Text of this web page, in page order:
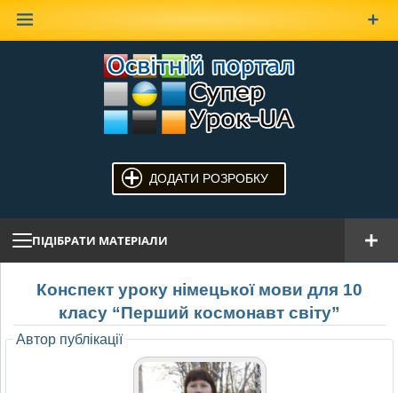
ДОДАТИ РОЗРОБКУ
ПІДІБРАТИ МАТЕРІАЛИ
Конспект уроку німецької мови для 10
класу “Перший космонавт світу”
Автор публікації